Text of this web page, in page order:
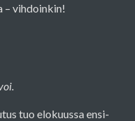
– vihdoinkin!
tuo elokuussa ensi-